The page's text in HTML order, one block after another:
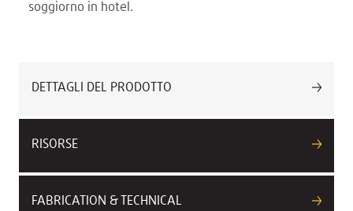
soggiorno in hotel.
DETTAGLI DEL PRODOTTO
RISORSE
FABRICATION & TECHNICAL